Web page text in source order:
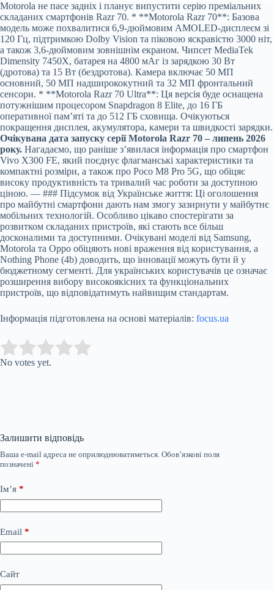
Motorola не пасе задніх і планує випустити серію преміальних
складаних смартфонів Razr 70. * **Motorola Razr 70**: Базова
модель може похвалитися 6,9-дюймовим AMOLED-дисплеєм зі
120 Гц, підтримкою Dolby Vision та піковою яскравістю 3000 ніт,
а також 3,6-дюймовим зовнішнім екраном. Чипсет MediaTek
Dimensity 7450X, батарея на 4800 мАг із зарядкою 30 Вт
(дротова) та 15 Вт (бездротова). Камера включає 50 МП
основний, 50 МП надширококутний та 32 МП фронтальний
сенсори. * **Motorola Razr 70 Ultra**: Ця версія буде оснащена
потужнішим процесором Snapdragon 8 Elite, до 16 ГБ
оперативної пам’яті та до 512 ГБ сховища. Очікуються
покращення дисплея, акумулятора, камери та швидкості зарядки.
Очікувана дата запуску серії Motorola Razr 70 – липень 2026
року. Нагадаємо, що раніше з’явилася інформація про смартфон
Vivo X300 FE, який поєднує флагманські характеристики та
компактні розміри, а також про Poco M8 Pro 5G, що обіцяє
високу продуктивність та тривалий час роботи за доступною
ціною. — ### Підсумок від Українське життя: Ці оголошення
про майбутні смартфони дають нам змогу зазирнути у майбутнє
мобільних технологій. Особливо цікаво спостерігати за
розвитком складаних пристроїв, які стають все більш
досконалими та доступними. Очікувані моделі від Samsung,
Motorola та Oppo обіцяють нові враження від користування, а
Nothing Phone (4b) доводить, що інновації можуть бути й у
бюджетному сегменті. Для українських користувачів це означає
розширення вибору високоякісних та функціональних
пристроїв, що відповідатимуть найвищим стандартам.
Інформація підготовлена на основі матеріалів: focus.ua
Rate this item:
No votes yet.
Залишити відповідь
Ваша e-mail адреса не оприлюднюватиметься. Обов’язкові поля
позначені *
Ім’я *
Email *
Сайт